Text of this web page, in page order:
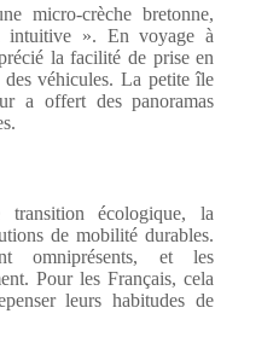
micro-crèche bretonne,
intuitive ». En voyage à
la facilité de prise en
véhicules. La petite île
a offert des panoramas
écologique, la
de mobilité durables.
omniprésents, et les
Pour les Français, cela
leurs habitudes de